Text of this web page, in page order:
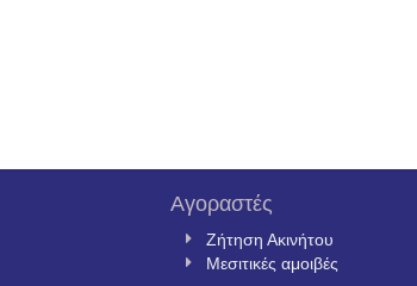
Αγοραστές
Ζήτηση Ακινήτου
Μεσιτικές αμοιβές